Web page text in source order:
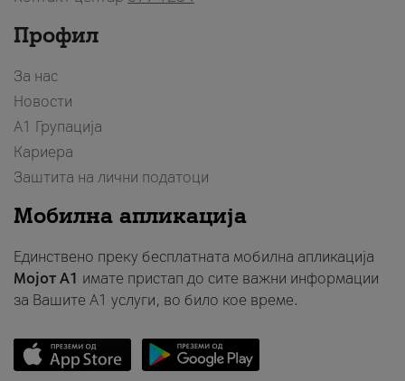
Профил
За нас
Новости
А1 Групација
Кариера
Заштита на лични податоци
Мобилна апликација
Единствено преку бесплатната мобилна апликација
Мојот A1 имате пристап до сите важни информации
за Вашите A1 услуги, во било кое време.